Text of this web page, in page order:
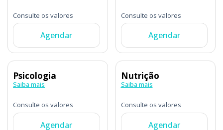
Consulte os valores
Agendar
Consulte os valores
Agendar
Psicologia
Saiba mais
Consulte os valores
Agendar
Nutrição
Saiba mais
Consulte os valores
Agendar